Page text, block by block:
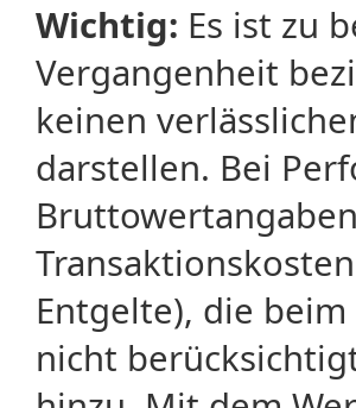
Wichtig: Es ist zu
Vergangenheit
keinen
darstellen. Bei
Entgelte), die
nicht